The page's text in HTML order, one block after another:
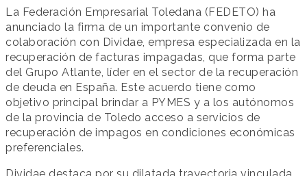
La Federación Empresarial Toledana (FEDETO) ha
anunciado la firma de un importante convenio de
colaboración con Dividae, empresa especializada en la
recuperación de facturas impagadas, que forma parte
del Grupo Atlante, líder en el sector de la recuperación
de deuda en España. Este acuerdo tiene como
objetivo principal brindar a PYMES y a los autónomos
de la provincia de Toledo acceso a servicios de
recuperación de impagos en condiciones económicas
preferenciales.